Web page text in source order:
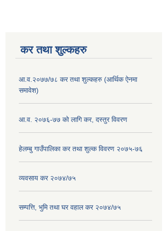
कर तथा शुल्कहरु
आ.व.२०७७/७८ कर तथा शुल्कहरु (आर्थिक ऐनमा
समावेश)
आ.व. २०७६-७७ को लागि कर, दस्तुर विवरण
हेलम्बु गाउँपालिका कर तथा शुल्क विवरण २०७५-७६
व्यवसाय कर २०७४/७५
सम्पत्ति, भुमि तथा घर वहाल कर २०७४/७५